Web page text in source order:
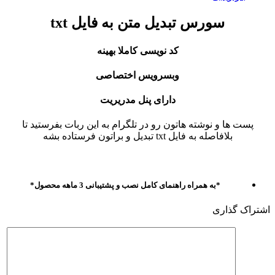
سورس تبدیل متن به فایل txt
کد نویسی کاملا بهینه
وبسرویس اختصاصی
دارای پنل مدریریت
پست ها و نوشته هاتون رو در تلگرام به این ربات بفرستید تا
بلافاصله به فایل txt تبدیل و براتون فرستاده بشه
*به همراه راهنمای کامل نصب و پشتیبانی 3 ماهه محصول*
اشتراک گذاری